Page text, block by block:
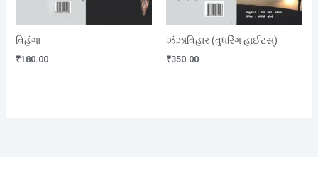
વિહંગા
₹180.00
ઝંઝાવિહાર (વુધરિંગ હાઈટસ્)
₹350.00